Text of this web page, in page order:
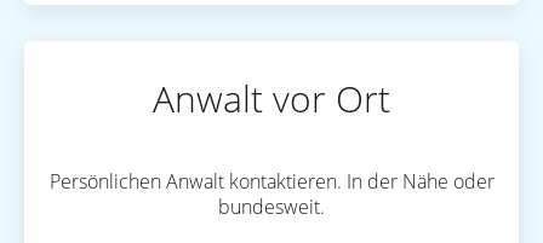
Anwalt vor Ort
Persönlichen Anwalt kontaktieren. In der Nähe oder
bundesweit.